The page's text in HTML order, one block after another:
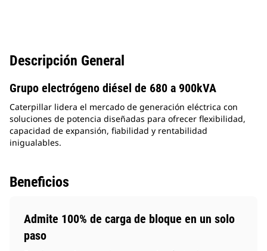
Descripción General
Grupo electrógeno diésel de 680 a 900kVA
Caterpillar lidera el mercado de generación eléctrica con
soluciones de potencia diseñadas para ofrecer flexibilidad,
capacidad de expansión, fiabilidad y rentabilidad
inigualables.
Beneficios
Admite 100% de carga de bloque en un solo
paso